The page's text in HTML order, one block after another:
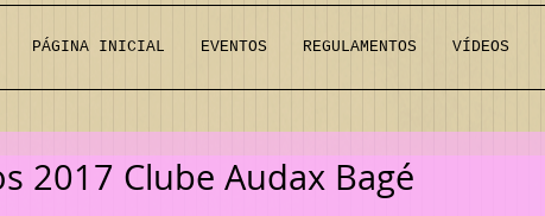
PÁGINA INICIAL EVENTOS REGULAMENTOS VÍDEOS
2017 Clube Audax Bagé